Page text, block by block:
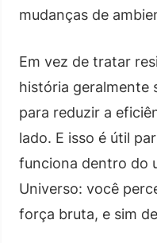
mudanças de
Em vez de tratar
história geralmente
para reduzir a
lado. E isso é útil
funciona dentro do
Universo: você
força bruta, e sim